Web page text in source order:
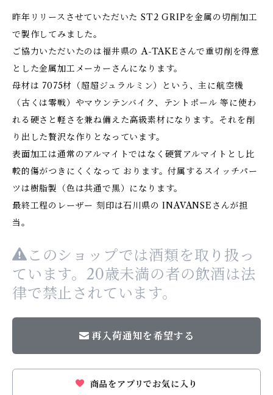
昨年リリースさせていただいた ST2 GRIPを金属の切削加工
で製作してみました。
ご協力いただいたのは福井県の A-TAKEさんで重切削を得意
とした金属加工メーカーさんになります。
母材は 7075材（超超ジュラルミン）という、主に航空機
（古くは零戦）やマウンテンバイク、テントポール 等に使わ
れる硬さと軽さを兼ね備えた高級素材になります。それを削
り出した贅沢な作りとなっています。
表面加工は通常のアルマイトではなく硬質アルマイトとし比
較的傷がつきにくくなって おります。付属するスイッチパー
ツは樹脂製（色は共通で黒）になります。
最終工程のレーザー 刻印は石川県の INAVANSEさんが担
当。
このショップでは酒類を取り扱っ
ています。20歳未満の者の飲酒は法
律で禁止されています。
再入荷通知を希望する
商品をアプリでお気に入り